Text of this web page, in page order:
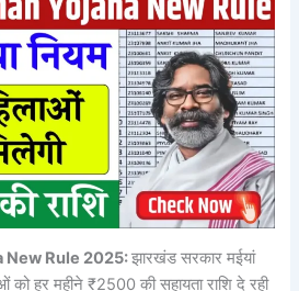
New Rule 2025:झारखंड सरकार मईयां
को हर महीने ₹2500 की सहायता राशि दे रही